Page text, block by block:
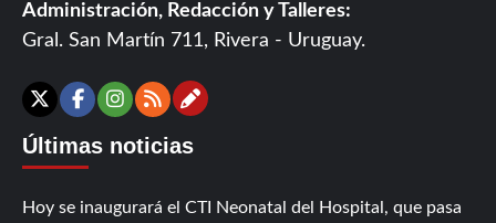
Administración, Redacción y Talleres:
Gral. San Martín 711, Rivera - Uruguay.
X Facebook
Instagram
RSSContáctanos
Últimas noticias
Hoy se inaugurará el CTI Neonatal del Hospital, que pasa